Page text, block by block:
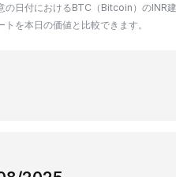
の日付におけるBTC（Bitcoin）のINR
トを本日の価値と比較できます。